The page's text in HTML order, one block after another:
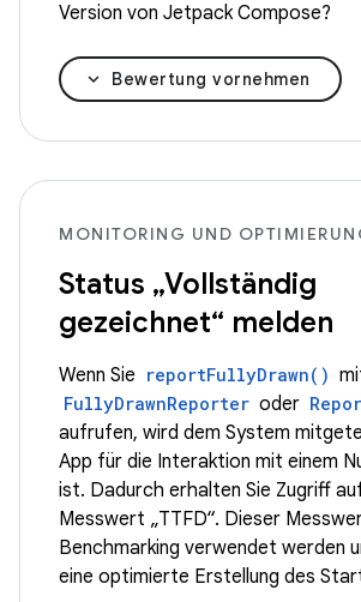
Version von Jetpack Compose?
Bewertung vornehmen
MONITORING UND
Status „Vollständig
gezeichnet“ melden
Wenn Sie reportFullyDrawn()
FullyDrawnReporter oder
aufrufen, wird dem System
App für die Interaktion mit einem
ist. Dadurch erhalten Sie Zugriff
Messwert „TTFD“. Dieser
Benchmarking verwendet werden
eine optimierte Erstellung des